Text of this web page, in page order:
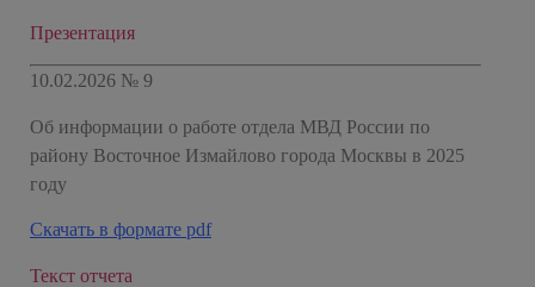
Презентация
10.02.2026 № 9
Об информации о работе отдела МВД России по
району Восточное Измайлово города Москвы в 2025
году
Скачать в формате pdf
Текст отчета